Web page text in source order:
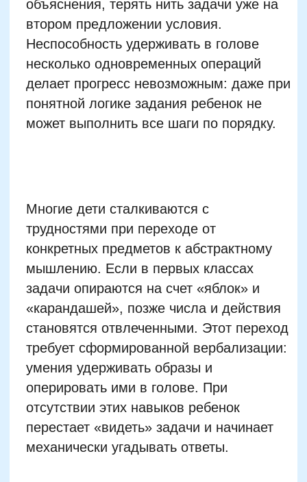
перестает «видеть» задачи и начинает
механически угадывать ответы.